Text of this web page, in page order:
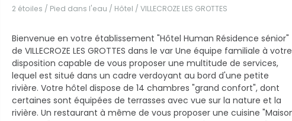
2 étoiles / Pied dans l'eau / Hôtel / VILLECROZE LES GROTTES
Bienvenue en votre établissement "Hôtel Human Résidence sénior"
de VILLECROZE LES GROTTES dans le var Une équipe familiale à votre
disposition capable de vous proposer une multitude de services,
lequel est situé dans un cadre verdoyant au bord d'une petite
rivière. Votre hôtel dispose de 14 chambres "grand confort", dont
certaines sont équipées de terrasses avec vue sur la nature et la
rivière. Un restaurant à même de vous proposer une cuisine